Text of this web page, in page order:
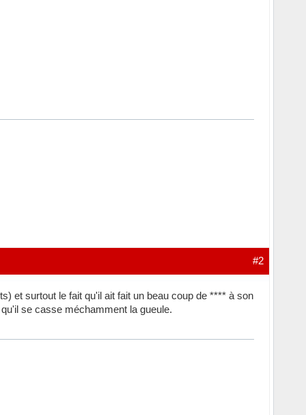
#2
et surtout le fait qu'il ait fait un beau coup de **** à son
se casse méchamment la gueule.